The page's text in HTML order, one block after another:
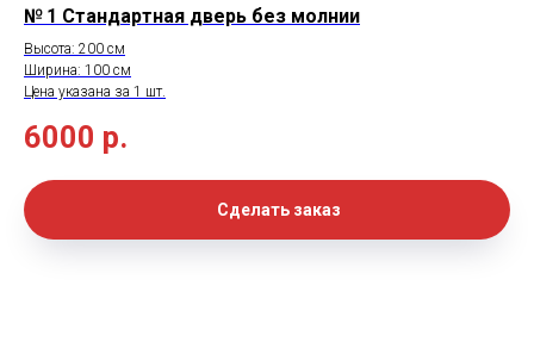
№ 1 Стандартная дверь без молнии
Высота: 200 см
Ширина: 100 см
Цена указана за 1 шт.
6000 р.
Сделать заказ